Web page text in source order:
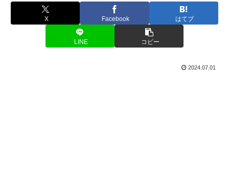
X Facebook はてブ
LINE コピー
2024.07.01